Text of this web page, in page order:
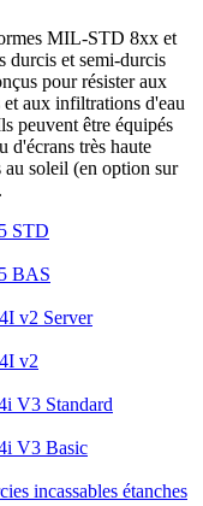
MIL-STD 8xx et
durcis et semi-durcis
pour résister aux
et aux infiltrations d'eau
peuvent être équipés
d'écrans très haute
soleil (en option sur
STD
BAS
v2 Server
v2
V3 Standard
V3 Basic